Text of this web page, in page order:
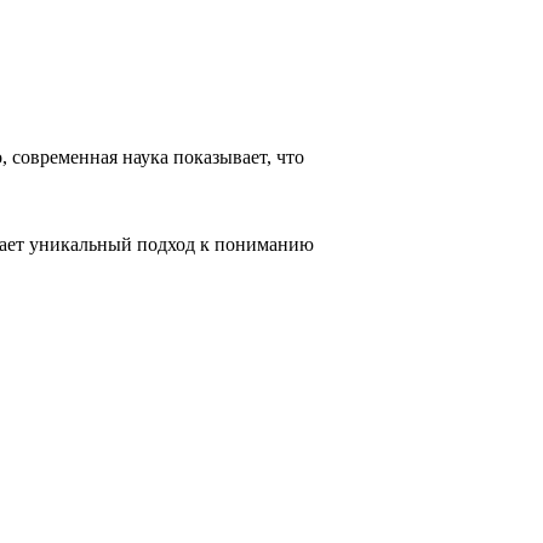
наука показывает, что
уникальный подход к пониманию